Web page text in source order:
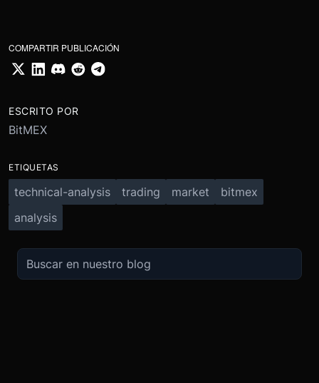
COMPARTIR PUBLICACIÓN
ESCRITO POR
BitMEX
ETIQUETAS
technical-analysis trading market
bitmex
analysis